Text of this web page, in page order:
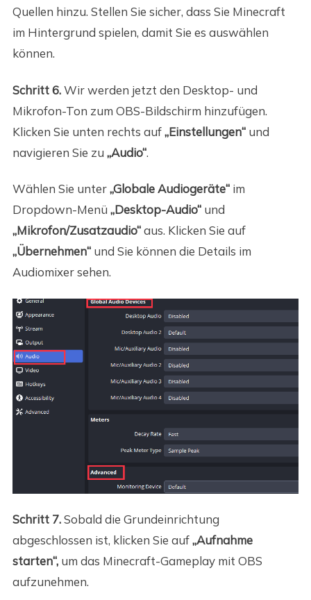
Quellen hinzu. Stellen Sie sicher, dass Sie Minecraft
im Hintergrund spielen, damit Sie es auswählen
können.
Schritt 6.Wir werden jetzt den Desktop- und
Mikrofon-Ton zum OBS-Bildschirm hinzufügen.
Klicken Sie unten rechts auf„Einstellungen“und
navigieren Sie zu „Audio“.
Wählen Sie unter„Globale Audiogeräte“im
Dropdown-Menü „Desktop-Audio“und
„Mikrofon/Zusatzaudio“aus. Klicken Sie auf
„Übernehmen“und Sie können die Details im
Audiomixer sehen.
Schritt 7.Sobald die Grundeinrichtung
abgeschlossen ist, klicken Sie auf„Aufnahme
starten“,um das Minecraft-Gameplay mit OBS
aufzunehmen.